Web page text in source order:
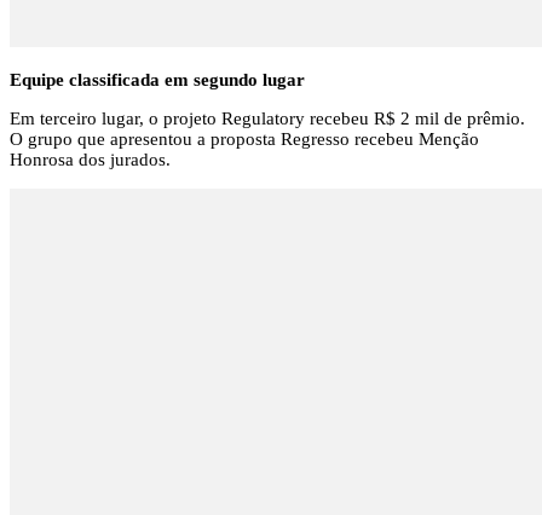
Equipe classificada em segundo lugar
Em terceiro lugar, o projeto Regulatory recebeu R$ 2 mil de prêmio.
O grupo que apresentou a proposta Regresso recebeu Menção
Honrosa dos jurados.